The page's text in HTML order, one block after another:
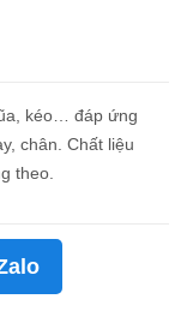
kéo… đáp ứng
chân. Chất liệu
theo.